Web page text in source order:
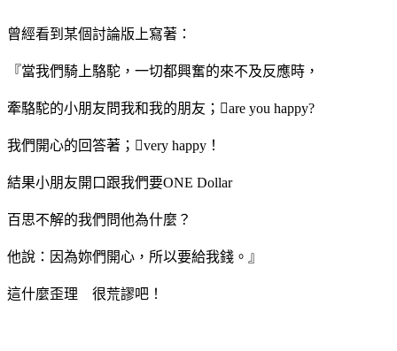
曾經看到某個討論版上寫著：
『當我們騎上駱駝，一切都興奮的來不及反應時，
牽駱駝的小朋友問我和我的朋友；are you happy?
我們開心的回答著；very happy！
結果小朋友開口跟我們要ONE Dollar
百思不解的我們問他為什麼？
他說：因為妳們開心，所以要給我錢。』
這什麼歪理 很荒謬吧！